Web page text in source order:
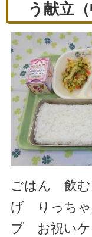
う献立（
ごはん 飲
げ りっち
プ お祝いケ